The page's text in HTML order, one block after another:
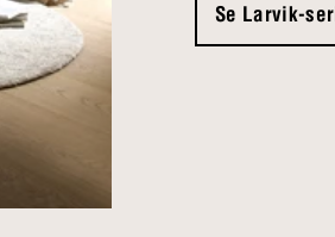
Se Larvik-